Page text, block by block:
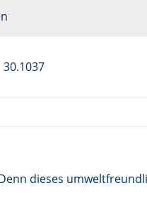
30.1037
dieses